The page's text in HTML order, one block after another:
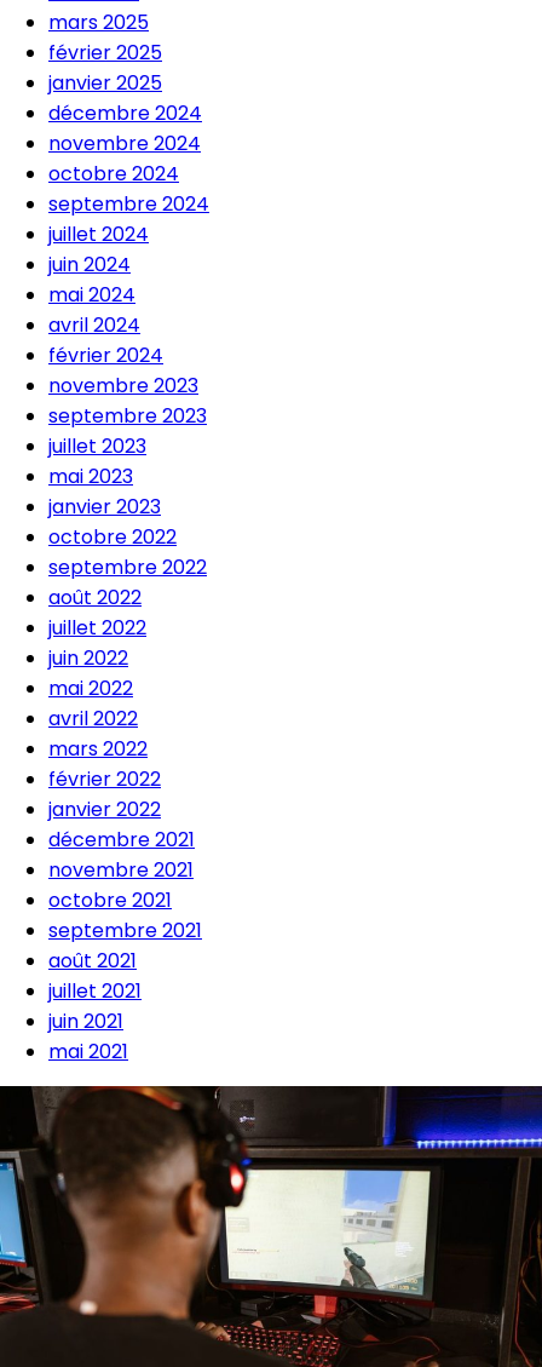
mars 2025
février 2025
janvier 2025
décembre 2024
novembre 2024
octobre 2024
septembre 2024
juillet 2024
juin 2024
mai 2024
avril 2024
février 2024
novembre 2023
septembre 2023
juillet 2023
mai 2023
janvier 2023
octobre 2022
septembre 2022
août 2022
juillet 2022
juin 2022
mai 2022
avril 2022
mars 2022
février 2022
janvier 2022
décembre 2021
novembre 2021
octobre 2021
septembre 2021
août 2021
juillet 2021
juin 2021
mai 2021